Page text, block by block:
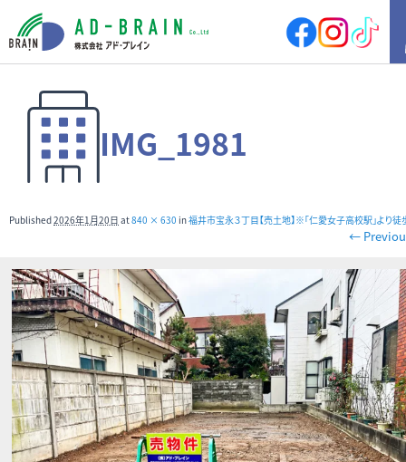
HOME
買いたい
売地
店舗付住宅
マンション
借りたい 店舗・事務所
倉庫
土地
その他
売りたい サポート内容
売却の流れ
無料査定・売却・買取
IMG_1981
Published2026年1月20日 at840 × 630 in福井市宝永３丁目【売土地】※｢仁愛女子高校駅｣より
←